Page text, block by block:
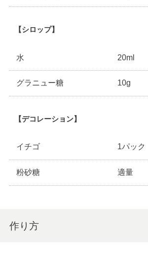
【シロップ】
水 20ml
グラニュー糖 10g
【デコレーション】
イチゴ 1パック
粉砂糖 適量
作り方